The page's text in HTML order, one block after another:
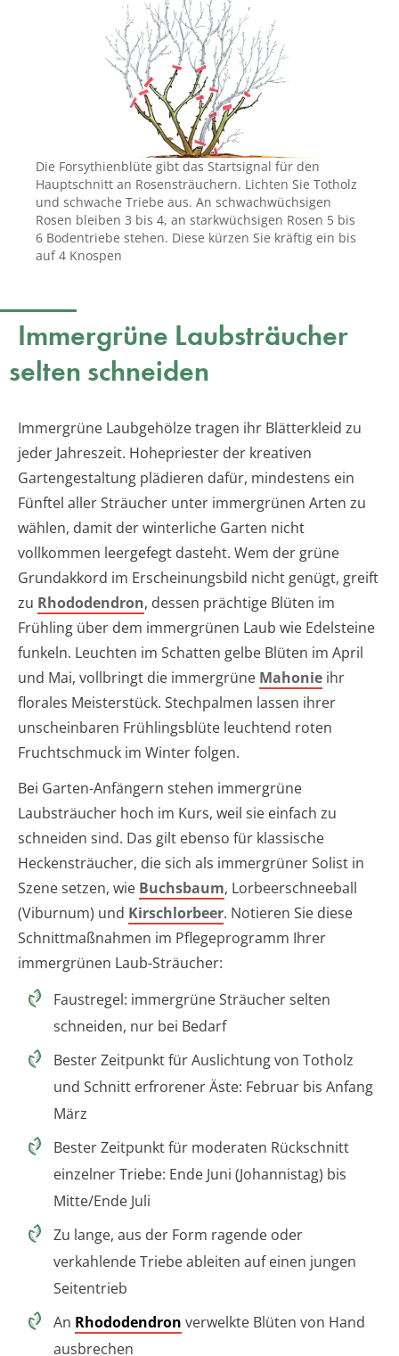
Die Forsythienblüte gibt das Startsignal für den
Hauptschnitt an Rosensträuchern. Lichten Sie Totholz
und schwache Triebe aus. An schwachwüchsigen
Rosen bleiben 3 bis 4, an starkwüchsigen Rosen 5 bis
6 Bodentriebe stehen. Diese kürzen Sie kräftig ein bis
auf 4 Knospen
Immergrüne Laubsträucher
selten schneiden
Immergrüne Laubgehölze tragen ihr Blätterkleid zu
jeder Jahreszeit. Hohepriester der kreativen
Gartengestaltung plädieren dafür, mindestens ein
Fünftel aller Sträucher unter immergrünen Arten zu
wählen, damit der winterliche Garten nicht
vollkommen leergefegt dasteht. Wem der grüne
Grundakkord im Erscheinungsbild nicht genügt, greift
zu Rhododendron, dessen prächtige Blüten im
Frühling über dem immergrünen Laub wie Edelsteine
funkeln. Leuchten im Schatten gelbe Blüten im April
und Mai, vollbringt die immergrüne Mahonie ihr
florales Meisterstück. Stechpalmen lassen ihrer
unscheinbaren Frühlingsblüte leuchtend roten
Fruchtschmuck im Winter folgen.
Bei Garten-Anfängern stehen immergrüne
Laubsträucher hoch im Kurs, weil sie einfach zu
schneiden sind. Das gilt ebenso für klassische
Heckensträucher, die sich als immergrüner Solist in
Szene setzen, wie Buchsbaum, Lorbeerschneeball
(Viburnum) und Kirschlorbeer. Notieren Sie diese
Schnittmaßnahmen im Pflegeprogramm Ihrer
immergrünen Laub-Sträucher:
Faustregel: immergrüne Sträucher selten
schneiden, nur bei Bedarf
Bester Zeitpunkt für Auslichtung von Totholz
und Schnitt erfrorener Äste: Februar bis Anfang
März
Bester Zeitpunkt für moderaten Rückschnitt
einzelner Triebe: Ende Juni (Johannistag) bis
Mitte/Ende Juli
Zu lange, aus der Form ragende oder
verkahlende Triebe ableiten auf einen jungen
Seitentrieb
An Rhododendron verwelkte Blüten von Hand
ausbrechen